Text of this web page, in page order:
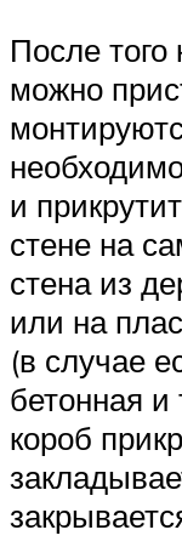
После того
можно
и
стене на
стена из
или на
(в случае
бетонная и
короб